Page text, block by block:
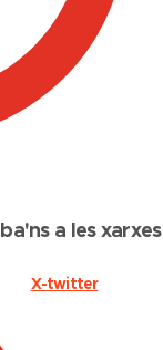
a les xarxes
X-twitter